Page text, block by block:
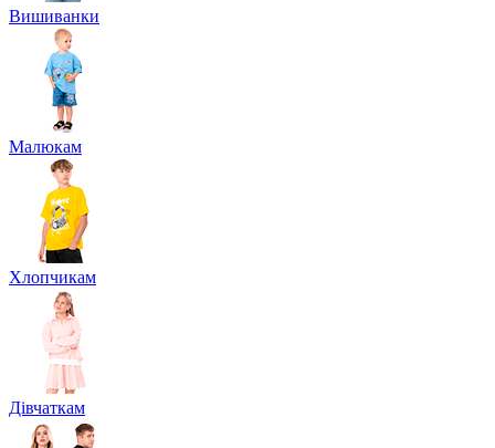
Вишиванки
Малюкам
Хлопчикам
Дівчаткам